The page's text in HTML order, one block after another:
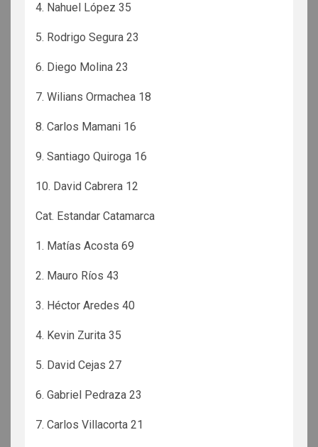
4. Nahuel López 35
5. Rodrigo Segura 23
6. Diego Molina 23
7. Wilians Ormachea 18
8. Carlos Mamani 16
9. Santiago Quiroga 16
10. David Cabrera 12
Cat. Estandar Catamarca
1. Matías Acosta 69
2. Mauro Ríos 43
3. Héctor Aredes 40
4. Kevin Zurita 35
5. David Cejas 27
6. Gabriel Pedraza 23
7. Carlos Villacorta 21